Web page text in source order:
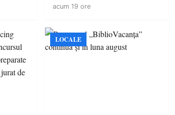
acum 19 ore
LOCALE